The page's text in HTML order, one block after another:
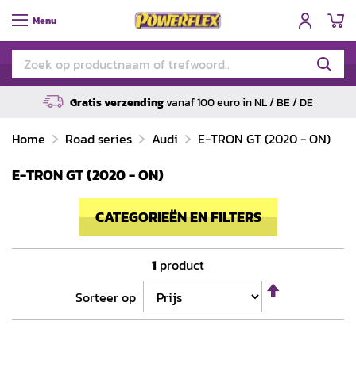
Menu
Gratis verzendingvanaf 100 euro in NL / BE / DE
Home Road series Audi E-TRON GT (2020 - ON)
E-TRON GT (2020 - ON)
CATEGORIEËN EN FILTERS
1 product
Sorteer op
naar